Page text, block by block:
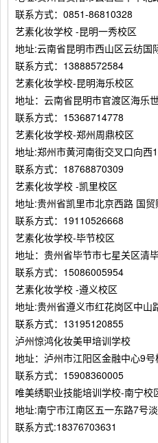
联系方式：0851-86810328
艺素化妆学校 -昆明一秀校区
地址:云南省昆明市西山区云纺国
联系方式：13888572584
艺素化妆学校-昆明海乐校区
地址：云南省昆明市官渡区海乐
联系方式：15368714778
艺素化妆学校-郑州周鼎校区
地址:郑州市黄河南街交叉口向西
联系方式：18768870309
艺素化妆学校 -凯里校区
地址:贵州省凯里市北京西路 国
联系方式：19110526668
艺素化妆学校-毕节校区
地址：贵州省毕节市七星关区清
联系方式：15086005954
艺素化妆学校 -遵义校区
地址:贵州省遵义市红花岗区中山
联系方式：13195120855
泸州惊鸿化妆美甲培训学校
地址：泸州市江阳区金融中心9
联系方式：15908360005
唯美绣职业技能培训学校-南宁校
地址:南宁市江南区五一东路7号
联系方式:18376703631